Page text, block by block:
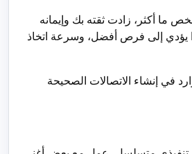
ما أكثر، زادت ثقته بك وإيمانه
يؤدي إلى فرص أفضل، وسرعة اتخاذ
في إنشاء الاتصالات الصحيحة